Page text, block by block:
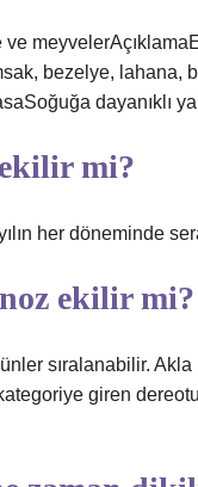
bezelye, lahana,
dayanıklı
mi?
her döneminde
ekilir mi?
sıralanabilir.
giren